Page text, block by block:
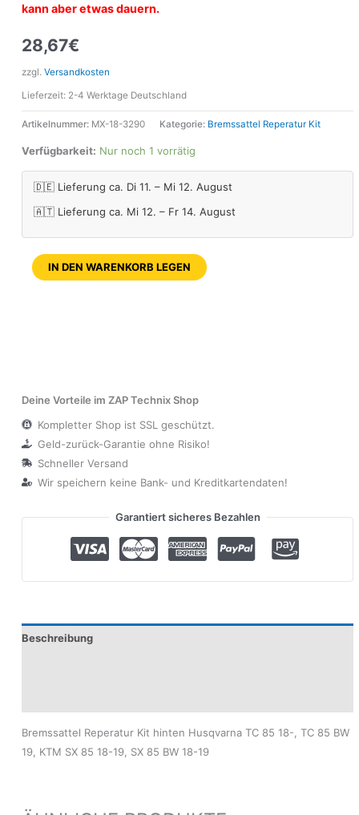
kann aber etwas dauern.
28,67€
zzgl. Versandkosten
Lieferzeit: 2-4 Werktage Deutschland
Artikelnummer: MX-18-3290 Kategorie: Bremssattel Reperatur Kit
Verfügbarkeit: Nur noch 1 vorrätig
🇩🇪 Lieferung ca. Di 11. – Mi 12. August
🇦🇹 Lieferung ca. Mi 12. – Fr 14. August
IN DEN WARENKORB LEGEN
Deine Vorteile im ZAP Technix Shop
Kompletter Shop ist SSL geschützt.
Geld-zurück-Garantie ohne Risiko!
Schneller Versand
Wir speichern keine Bank- und Kreditkartendaten!
Garantiert sicheres Bezahlen
Beschreibung
Bremssattel Reperatur Kit hinten Husqvarna TC 85 18-, TC 85 BW
19, KTM SX 85 18-19, SX 85 BW 18-19